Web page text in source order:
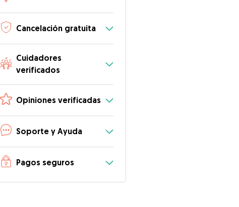
Cancelación gratuita
Cuidadores
verificados
Opiniones verificadas
Soporte y Ayuda
Pagos seguros